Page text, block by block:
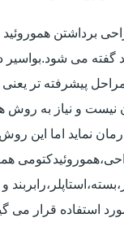
برداشتن
می شود.بواسیر در
پیشرفته تر یعنی
نیست و نیاز به روش
درمان نماید اما این
استفاده قرار می